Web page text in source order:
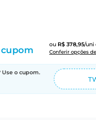
ou R$ 378,95/uni
Conferir opções
o cupom.